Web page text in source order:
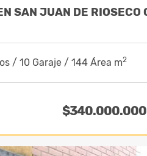
/ 10 Garaje / 144 Área m2
$340.000.000